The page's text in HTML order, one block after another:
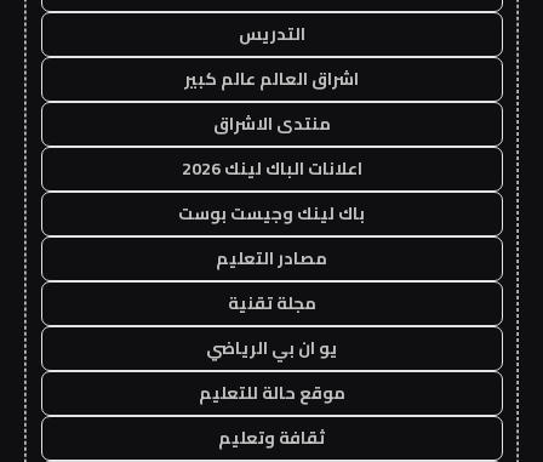
التدريس
اشراق العالم عالم كبير
منتدى الاشراق
اعلانات الباك لينك 2026
باك لينك وجيست بوست
مصادر التعليم
مجلة تقنية
يو ان بي الرياضي
موقع حالة للتعليم
ثقافة وتعليم